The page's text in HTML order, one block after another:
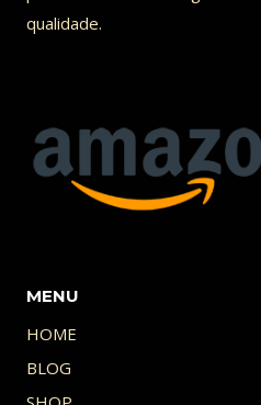
qualidade.
MENU
HOME
BLOG